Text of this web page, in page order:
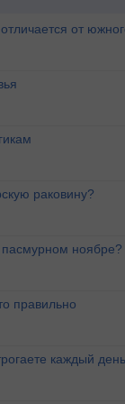
от
раковину?
пасмурном ноябре?
правильно
каждый день